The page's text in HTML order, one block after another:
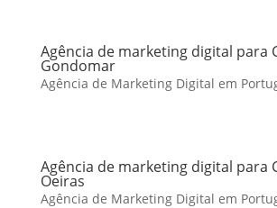
Agência de marketing digital para
Gondomar
Agência de Marketing Digital em
Agência de marketing digital para
Oeiras
Agência de Marketing Digital em